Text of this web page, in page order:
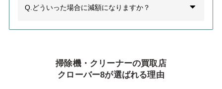
Q.どういった場合に減額になりますか？
掃除機・クリーナーの買取店
クローバー8が選ばれる理由